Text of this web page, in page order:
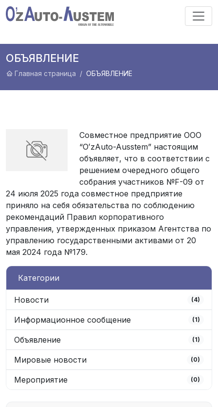
ОБЪЯВЛЕНИЕ
Главная страница ОБЪЯВЛЕНИЕ
Совместное предприятие ООО
“OʻzAuto-Ausstem” настоящим
объявляет, что в соответствии с
решением очередного общего
собрания участников №F-09 от
24 июля 2025 года совместное предприятие
приняло на себя обязательства по соблюдению
рекомендаций Правил корпоративного
управления, утвержденных приказом Агентства по
управлению государственными активами от 20
мая 2024 года №179.
Категории
Новости (4)
Информационное сообщение (1)
Объявление (1)
Мировые новости (0)
Мероприятие (0)